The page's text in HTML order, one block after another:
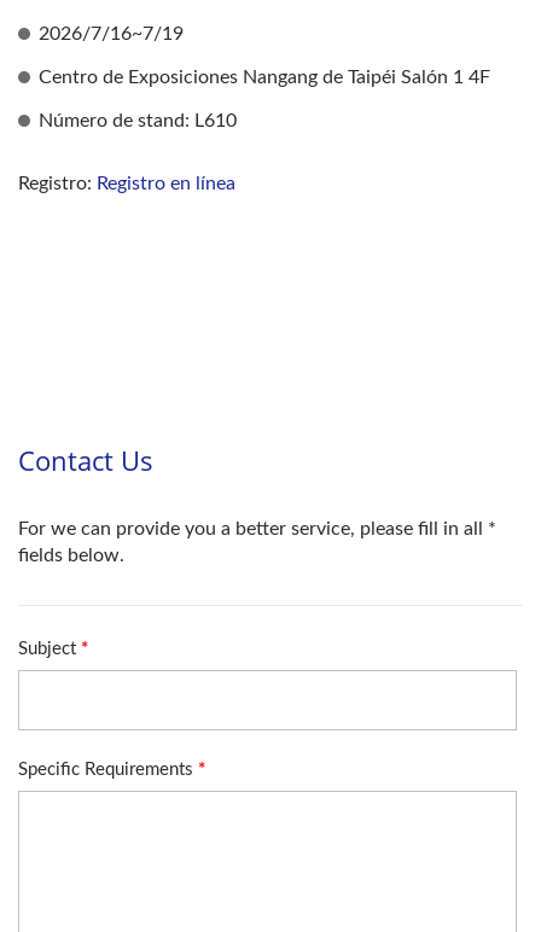
2026/7/16~7/19
Centro de Exposiciones Nangang de Taipéi Salón 1 4F
Número de stand: L610
Registro: Registro en línea